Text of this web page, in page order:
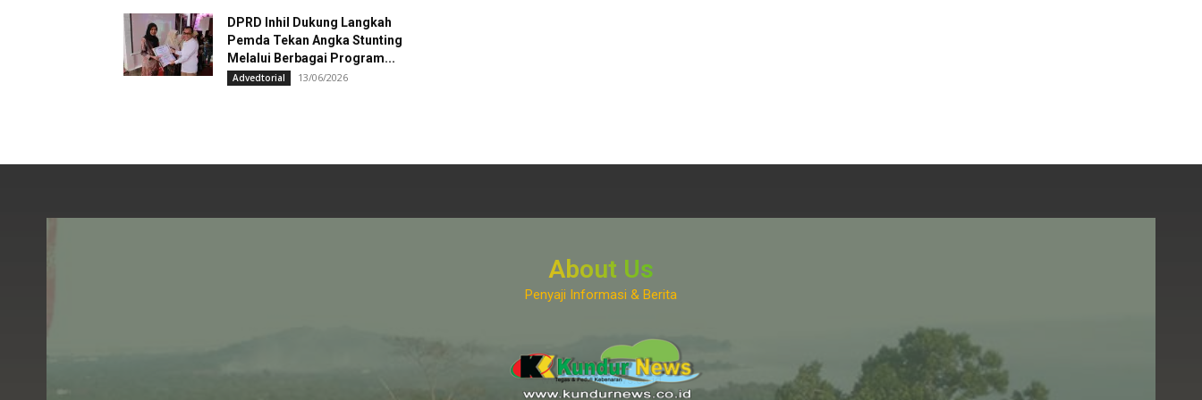
DPRD Inhil Dukung Langkah
Pemda Tekan Angka Stunting
Melalui Berbagai Program...
Advedtorial 13/06/2026
About Us
Penyaji Informasi & Berita
www.kundurnews.co.id